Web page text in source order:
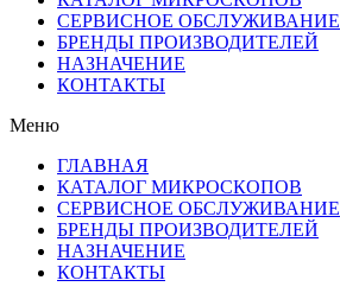
СЕРВИСНОЕ ОБСЛУЖИВАНИЕ
БРЕНДЫ ПРОИЗВОДИТЕЛЕЙ
НАЗНАЧЕНИЕ
КОНТАКТЫ
Меню
ГЛАВНАЯ
КАТАЛОГ МИКРОСКОПОВ
СЕРВИСНОЕ ОБСЛУЖИВАНИЕ
БРЕНДЫ ПРОИЗВОДИТЕЛЕЙ
НАЗНАЧЕНИЕ
КОНТАКТЫ